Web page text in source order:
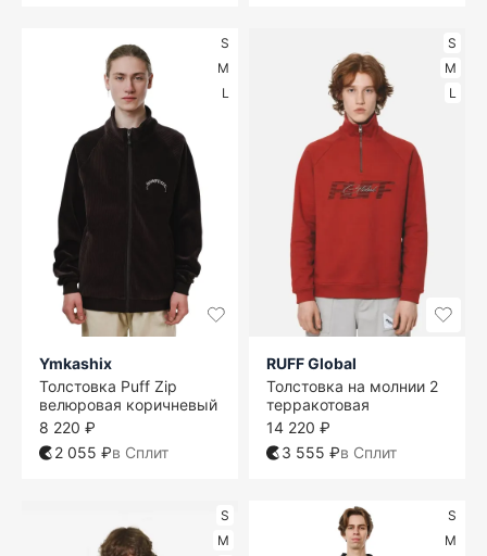
S
M
L
Ymkashix
Толстовка Puff Zip
велюровая коричневый
8 220 ₽
2 055 ₽в Сплит
S
M
L
RUFF Global
Толстовка на молнии 2
терракотовая
14 220 ₽
3 555 ₽в Сплит
S
M
S
M